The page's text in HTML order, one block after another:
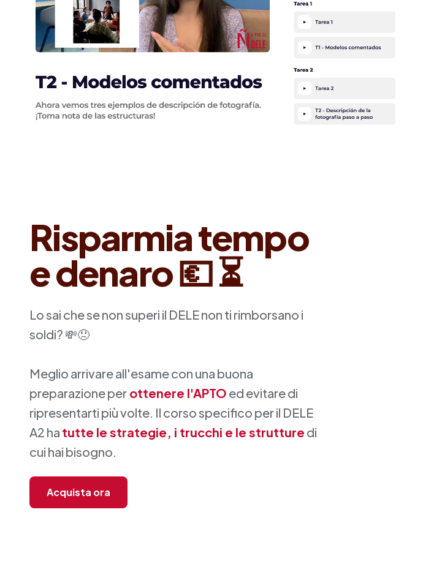
Risparmia tempo
e denaro 💶⏳
Lo sai che se non superi il DELE non ti rimborsano i
soldi? 💸😞
Meglio arrivare all'esame con una buona
preparazione per ottenere l'APTO ed evitare di
ripresentarti più volte. Il corso specifico per il DELE
A2 ha tutte le strategie, i trucchi e le strutture di
cui hai bisogno.
Acquista ora